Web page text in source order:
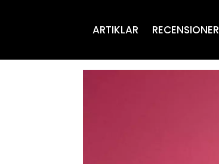
ARTIKLAR RECENSIONER